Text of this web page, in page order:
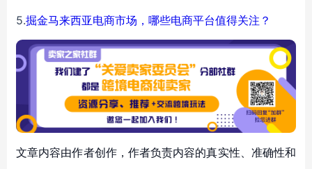
5.掘金马来西亚电商市场，哪些电商平台值得关注？
文章内容由作者创作，作者负责内容的真实性、准确性和